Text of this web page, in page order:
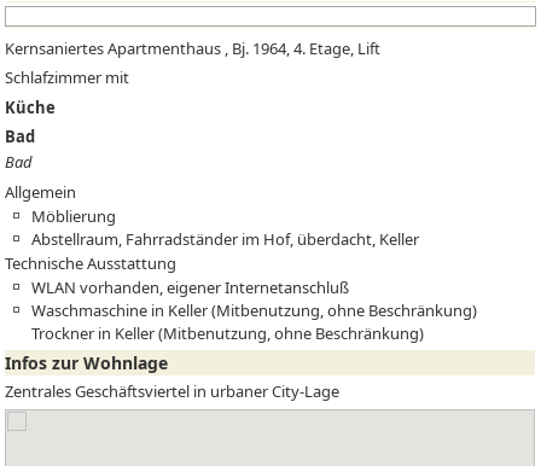
Kernsaniertes Apartmenthaus , Bj. 1964, 4. Etage, Lift
Schlafzimmer mit
Küche
Bad
Bad
Allgemein
Möblierung
Abstellraum, Fahrradständer im Hof, überdacht, Keller
Technische Ausstattung
WLAN vorhanden, eigener Internetanschluß
Waschmaschine in Keller (Mitbenutzung, ohne Beschränkung)
Trockner in Keller (Mitbenutzung, ohne Beschränkung)
Infos zur Wohnlage
Zentrales Geschäftsviertel in urbaner City-Lage